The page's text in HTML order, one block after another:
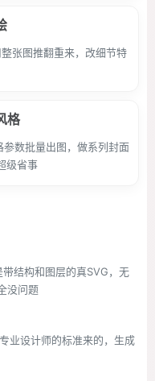
张图推翻重来，改细节特
格
数批量出图，做系列封面
级省事
结构和图层的真SVG，无
没问题
业设计师的标准来的，生成